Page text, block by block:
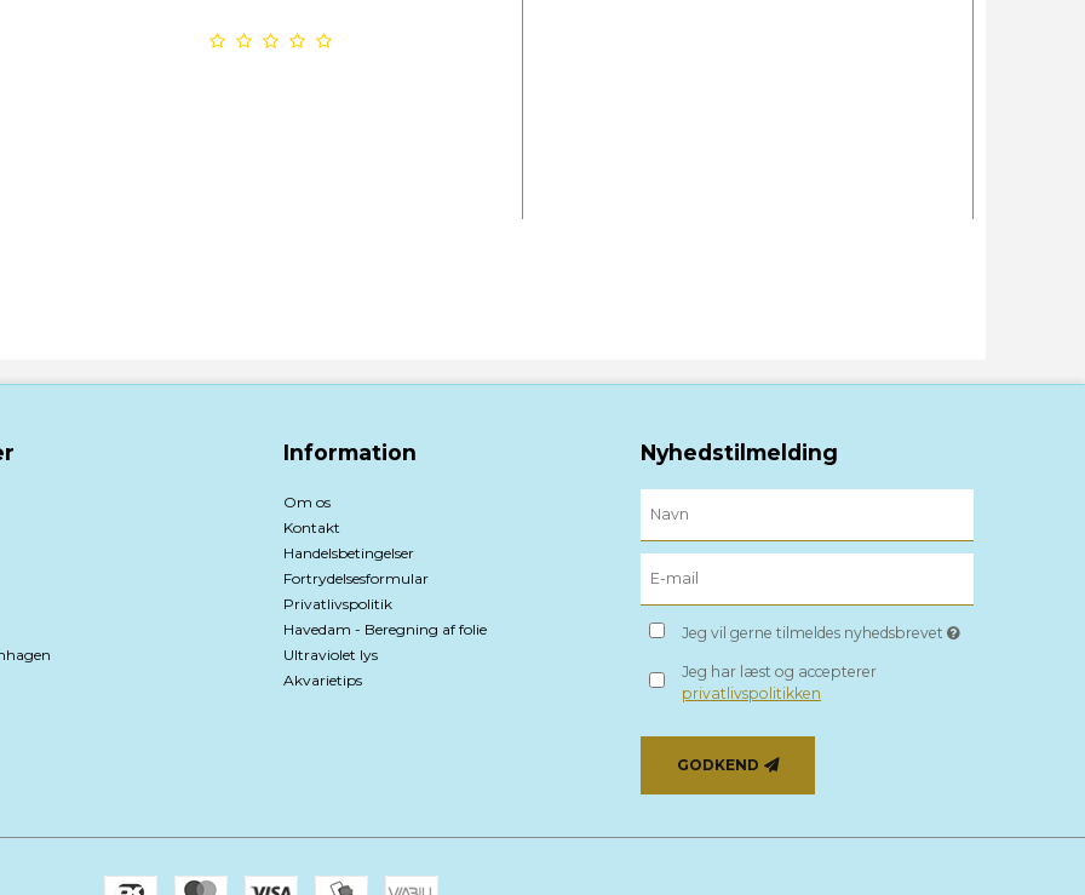
Information
Om os
Kontakt
Handelsbetingelser
Fortrydelsesformular
Privatlivspolitik
Havedam - Beregning af folie
Ultraviolet lys
Akvarietips
Nyhedstilmelding
Jeg vil gerne tilmeldes nyhedsbrevet
Jeg har læst og accepterer
privatlivspolitikken
GODKEND